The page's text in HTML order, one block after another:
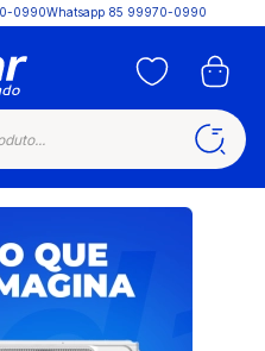
0990Whatsapp 85 99970-0990